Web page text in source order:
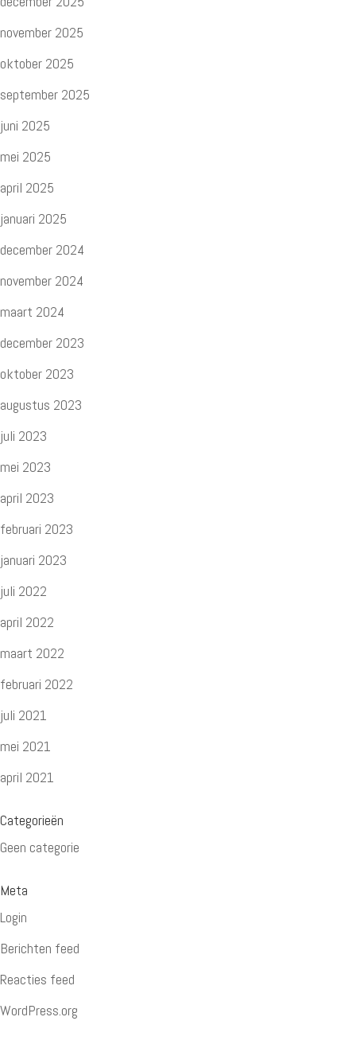
november 2025
oktober 2025
september 2025
juni 2025
mei 2025
april 2025
januari 2025
december 2024
november 2024
maart 2024
december 2023
oktober 2023
augustus 2023
juli 2023
mei 2023
april 2023
februari 2023
januari 2023
juli 2022
april 2022
maart 2022
februari 2022
juli 2021
mei 2021
april 2021
Categorieën
Geen categorie
Meta
Login
Berichten feed
Reacties feed
WordPress.org